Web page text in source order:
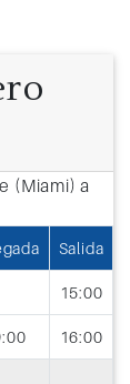
Salida
15:00
16:00